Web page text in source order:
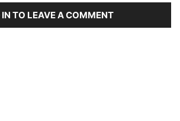
IN TO LEAVE A COMMENT